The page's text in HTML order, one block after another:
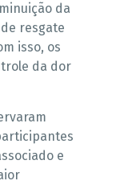
da
resgate
isso, os
da dor
e